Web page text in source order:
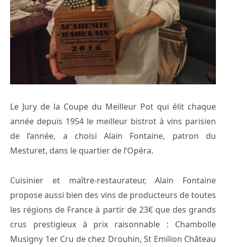
Le Jury de la Coupe du Meilleur Pot qui élit chaque
année depuis 1954 le meilleur bistrot à vins parisien
de l’année, a choisi Alain Fontaine, patron du
Mesturet, dans le quartier de l’Opéra.
Cuisinier et maître-restaurateur, Alain Fontaine
propose aussi bien des vins de producteurs de toutes
les régions de France à partir de 23€ que des grands
crus prestigieux à prix raisonnable : Chambolle
Musigny 1er Cru de chez Drouhin, St Emilion Château